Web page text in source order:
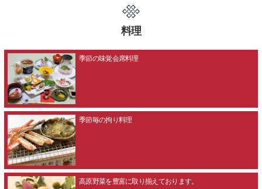
料理
季節の味覚会席料理
季節毎の拘り料理
高原野菜を豊富に取り揃えております。